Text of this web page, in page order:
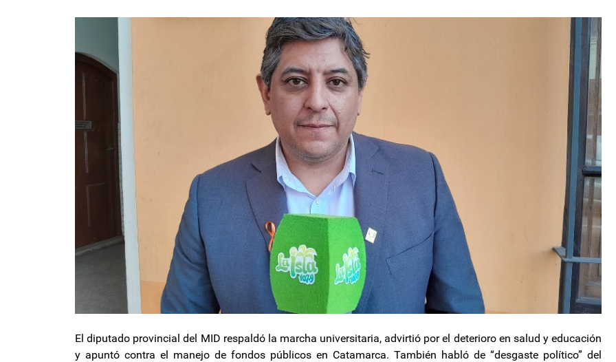
El diputado provincial del MID respaldó la marcha universitaria, advirtió por el deterioro en salud y educación
y apuntó contra el manejo de fondos públicos en Catamarca. También habló de “desgaste político” del